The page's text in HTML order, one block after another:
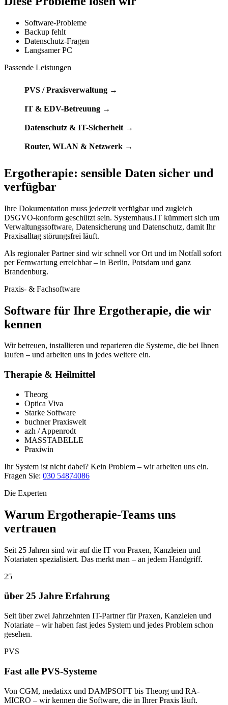
Software-Probleme
Backup fehlt
Datenschutz-Fragen
Langsamer PC
Passende Leistungen
PVS / Praxisverwaltung →
IT & EDV-Betreuung →
Datenschutz & IT-Sicherheit →
Router, WLAN & Netzwerk →
Ergotherapie: sensible Daten sicher und
verfügbar
Ihre Dokumentation muss jederzeit verfügbar und zugleich
DSGVO-konform geschützt sein. Systemhaus.IT kümmert sich um
Verwaltungssoftware, Datensicherung und Datenschutz, damit Ihr
Praxisalltag störungsfrei läuft.
Als regionaler Partner sind wir schnell vor Ort und im Notfall sofort
per Fernwartung erreichbar – in Berlin, Potsdam und ganz
Brandenburg.
Praxis- & Fachsoftware
Software für Ihre Ergotherapie, die wir
kennen
Wir betreuen, installieren und reparieren die Systeme, die bei Ihnen
laufen – und arbeiten uns in jedes weitere ein.
Therapie & Heilmittel
Theorg
Optica Viva
Starke Software
buchner Praxiswelt
azh / Appenrodt
MASSTABELLE
Praxiwin
Ihr System ist nicht dabei? Kein Problem – wir arbeiten uns ein.
Fragen Sie: 030 54874086
Die Experten
Warum Ergotherapie-Teams uns
vertrauen
Seit 25 Jahren sind wir auf die IT von Praxen, Kanzleien und
Notariaten spezialisiert. Das merkt man – an jedem Handgriff.
25
über 25 Jahre Erfahrung
Seit über zwei Jahrzehnten IT-Partner für Praxen, Kanzleien und
Notariate – wir haben fast jedes System und jedes Problem schon
gesehen.
PVS
Fast alle PVS-Systeme
Von CGM, medatixx und DAMPSOFT bis Theorg und RA-
MICRO – wir kennen die Software, die in Ihrer Praxis läuft.